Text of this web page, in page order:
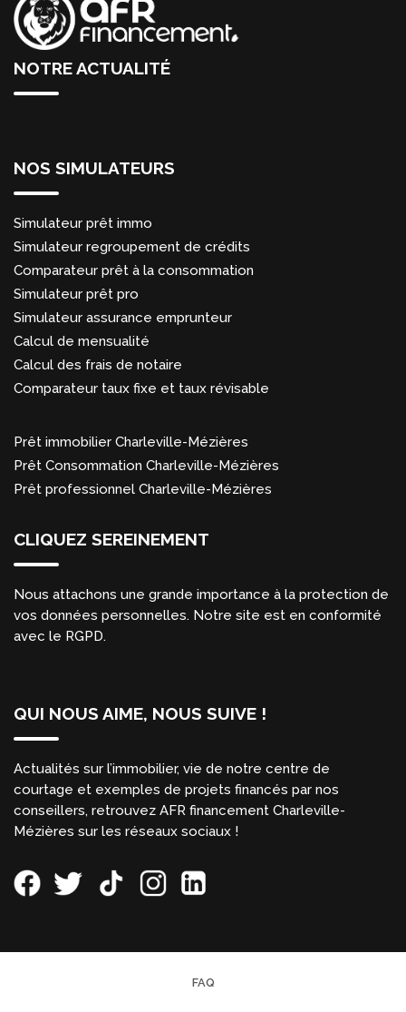
NOTRE ACTUALITÉ
NOS SIMULATEURS
Simulateur prêt immo
Simulateur regroupement de crédits
Comparateur prêt à la consommation
Simulateur prêt pro
Simulateur assurance emprunteur
Calcul de mensualité
Calcul des frais de notaire
Comparateur taux fixe et taux révisable
Prêt immobilier Charleville-Mézières
Prêt Consommation Charleville-Mézières
Prêt professionnel Charleville-Mézières
CLIQUEZ SEREINEMENT
Nous attachons une grande importance à la protection de
vos données personnelles. Notre site est en conformité
avec le RGPD.
QUI NOUS AIME, NOUS SUIVE !
Actualités sur l’immobilier, vie de notre centre de
courtage et exemples de projets financés par nos
conseillers, retrouvez AFR financement Charleville-
Mézières sur les réseaux sociaux !
FAQ